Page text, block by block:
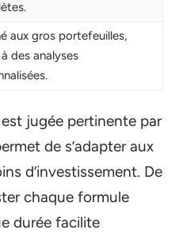
aux gros portefeuilles,
des analyses
jugée pertinente par
de s’adapter aux
d’investissement. De
chaque formule
durée facilite